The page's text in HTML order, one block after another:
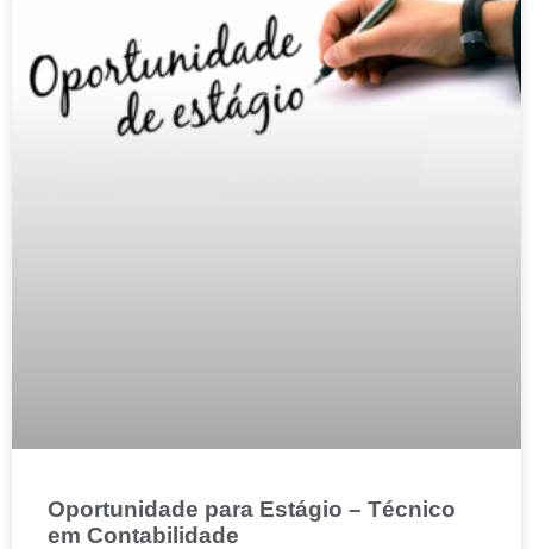
Oportunidade para Estágio – Técnico
em Contabilidade